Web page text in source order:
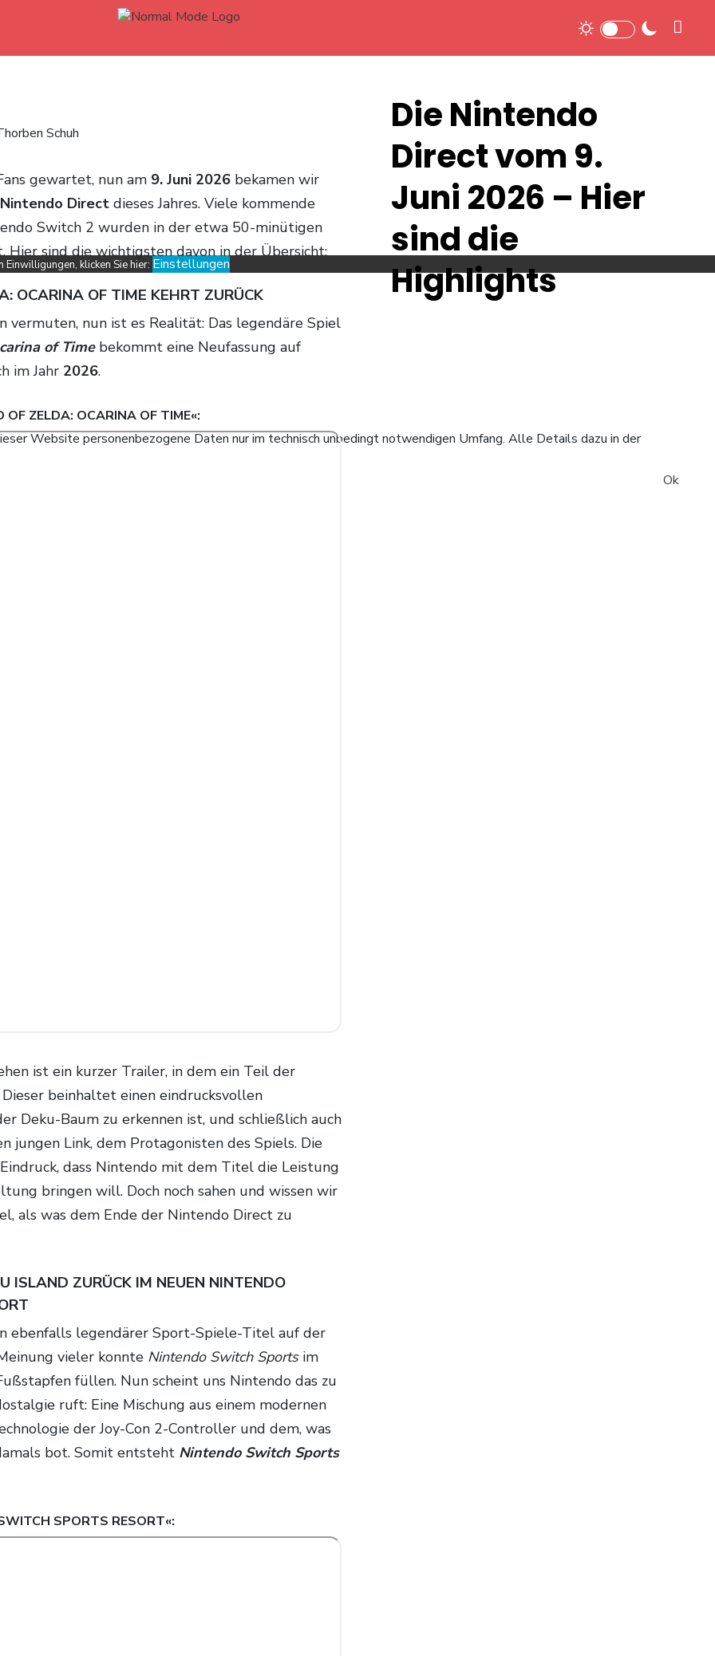
Schuh
gewartet, nun am 9. Juni 2026 bekamen wir
Nintendo Direct dieses Jahres. Viele kommende
Switch 2 wurden in der etwa 50-minütigen
sind die wichtigsten davon in der Übersicht:
OCARINA OF TIME KEHRT ZURÜCK
vermuten, nun ist es Realität: Das legendäre Spiel
of Timebekommt eine Neufassung auf
im Jahr 2026.
OF ZELDA: OCARINA OF TIME«:
beinhaltet einen eindrucksvollen
Deku-Baum zu erkennen ist, und schließlich auch
jungen Link, dem Protagonisten des Spiels. Die
dass Nintendo mit dem Titel die Leistung
bringen will. Doch noch sahen und wissen wir
als was dem Ende der Nintendo Direct zu
ISLAND ZURÜCK IM NEUEN NINTENDO
ebenfalls legendärer Sport-Spiele-Titel auf der
vieler konnte Nintendo Switch Sportsim
füllen. Nun scheint uns Nintendo das zu
ruft: Eine Mischung aus einem modernen
der Joy-Con 2-Controller und dem, was
bot. Somit entsteht Nintendo Switch Sports
SPORTS RESORT«:
Die Nintendo
Direct vom 9.
Juni 2026 – Hier
sind die
Highlights
klicken Sie hier: Einstellungen
Website personenbezogene Daten nur im technisch unbedingt notwendigen Umfang. Alle Details dazu in der
Ok